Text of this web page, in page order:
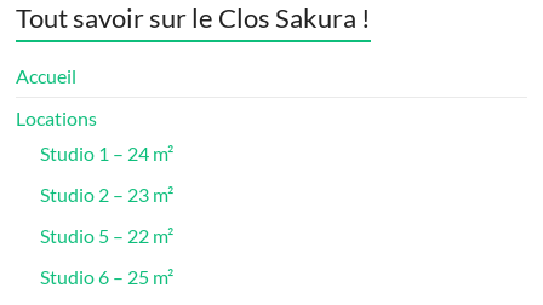
Tout savoir sur le Clos Sakura !
Accueil
Locations
Studio 1 – 24 m²
Studio 2 – 23 m²
Studio 5 – 22 m²
Studio 6 – 25 m²